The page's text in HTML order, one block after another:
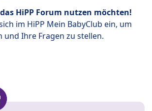
HiPP Forum nutzen möchten!
im HiPP Mein BabyClub ein, um
Ihre Fragen zu stellen.